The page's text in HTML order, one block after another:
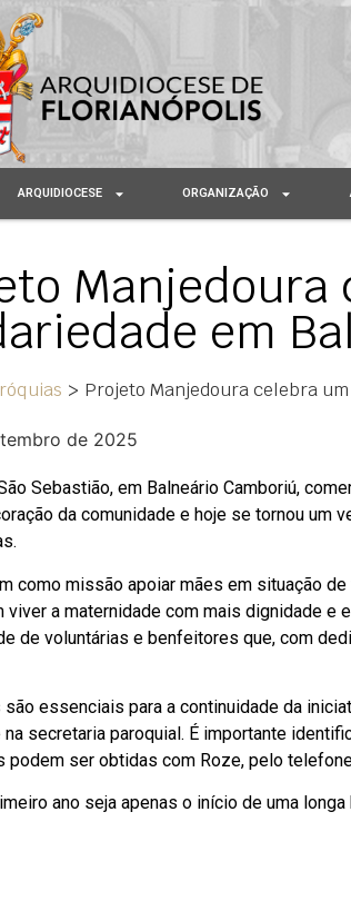
ARQUIDIOCESE ORGANIZAÇÃO
Manjedoura
em
> Projeto Manjedoura celebra
de 2025
Sebastião, em Balneário Camboriú,
da comunidade e hoje se tornou um
como missão apoiar mães em situação
viver a maternidade com mais dignidade e
de voluntárias e benfeitores que, com
essenciais para a continuidade da
secretaria paroquial. É importante
podem ser obtidas com Roze, pelo
ano seja apenas o início de uma